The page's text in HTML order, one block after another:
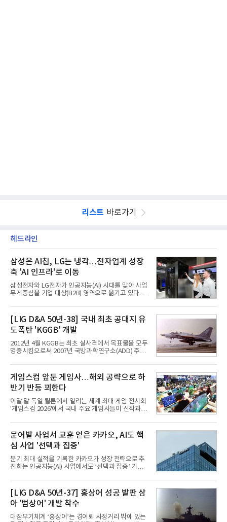
리스트 바로가기
헤드라인
삼성은 AI칩, LG는 냉각…전자업계 성장
축 'AI 인프라'로 이동
삼성전자와 LG전자가 인공지능(AI) 시대를 맞아 사업
무게중심을 기업 대상(B2B) 영역으로 옮기고 있다.
접어든 가운데 삼성전자는 AI 반도체를 중심으로 데
이터센터 생태계 공략을 강화하고 LG전자는 냉각솔
루션·전장·로봇 등 기업용 솔루션 사업 확대에 속도를
내고 있다.9일 업계에 따르면 LG전자는 2분기 생활가
전과 프리미엄 제품 경쟁력에 더해 B2B 사업 확대 효
과로 수익성을 방어한 반면 삼성전자는 디바이스경험
(DX) 부문의 TV·생활가전 수익성이 악화됐다. 대신 삼
사업 확대
[LIG D&A 50년-38] 국내 최초 공대지 유
도폭탄 'KGGB' 개발
2012년 4월 KGGB는 최초 실사격에서 목표물을 모두
명중시킴으로써 2007년 국방과학연구소(ADD) 주관
체로 참여했다. 체계개발에는 총 400여억 원의 개발
비와 62개월의 기간이 소요됐다. 한국형 GPS 유도폭
탄 KGGB(Korea GPS Guided Bomb)는 국내 최초
의 공대지 유도폭탄으로 2012년에 최종 전투용 적합
판정을 받았다.우리 공군이 운용하는 모든 전투기에
탑재할 수 있는 KGGB는 일반목적폭탄(General
Purpose Bomb)에 장착하여 운용토록 개발됐다.이
는 조종사가 휴대하는 명령통신장치(PDU, P
게임스컴 앞둔 게임사…해외 공략으로 하
반기 반등 꾀한다
이달 말 독일 쾰른에서 열리는 세계 최대 게임 전시회
'게임스컴 2026'에서 국내 주요 게임사들이 신작과 글
체별로 엇갈린 가운데 하반기 신작 흥행과 해외 시장
성과가 실적을 좌우할 핵심 변수로 떠오르고 있다.8일
업계에 따르면 올해 상반기 게임업계는 기업별 성적
표가 크게 갈렸다. 대표적으로 크래프톤은 'PUBG: 배
틀그라운드'의 안정적인 성장에 힘입어 상반기 연결
기준 매출 2조6616억원, 영업이익 9725억원으로 역
대 최대 실적을 기록했다. 엔씨도 올해 출시한 '아이온
동기 대
문어발 사업서 교훈 얻은 카카오, AI도 핵
심 사업 '선택과 집중'
분기 최대 실적을 기록한 카카오가 성장 전략으로 추
진하는 인공지능(AI) 사업에서도 ‘선택과 집중’ 기조
라 투자에 나서는 것과 달리, 카카오는 ‘카카오톡’이
라는 플랫폼 경쟁력을 활용한 AI 에이전트 서비스에
집중하는 전략이다. 과거 무리한 사업 확장 과정에서
겪었던 시행착오를 되풀이하지 않고 핵심 역량에 집
중하겠다는 취지로 풀이된다.7일 업계에 따르면 카카
오는 올해 2분기 연결 기준 매출 2조985억원, 영업이
[LIG D&A 50년-37] 홍상어 성공 발판 삼
아 '범상어' 개발 착수
대잠무기체계 ‘홍상어’는 경어뢰 사정거리 밖에 있는